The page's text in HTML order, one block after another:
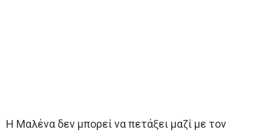
Η Μαλένα δεν μπορεί να πετάξει μαζί με τον